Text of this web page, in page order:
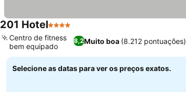
201 Hotel4 Estrelas
8,2Muito boa (8.212 pontuações)
Centro de fitness
bem equipado
Selecione as datas para ver os preços exatos.